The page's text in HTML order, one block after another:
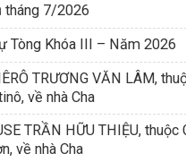
tháng 7/2026
Tòng Khóa III – Năm 2026
TRƯƠNG VĂN LÂM,
về nhà Cha
TRẦN HỮU THIỆU, thuộc
về nhà Cha